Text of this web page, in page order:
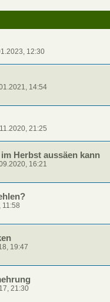
12:30
14:54
21:25
Herbst aussäen kann
16:21
11:58
19:47
21:30